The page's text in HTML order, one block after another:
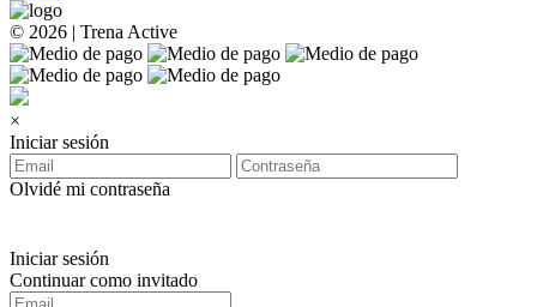
© 2026 | Trena Active
×
Iniciar sesión
Olvidé mi contraseña
Iniciar sesión
Continuar como invitado